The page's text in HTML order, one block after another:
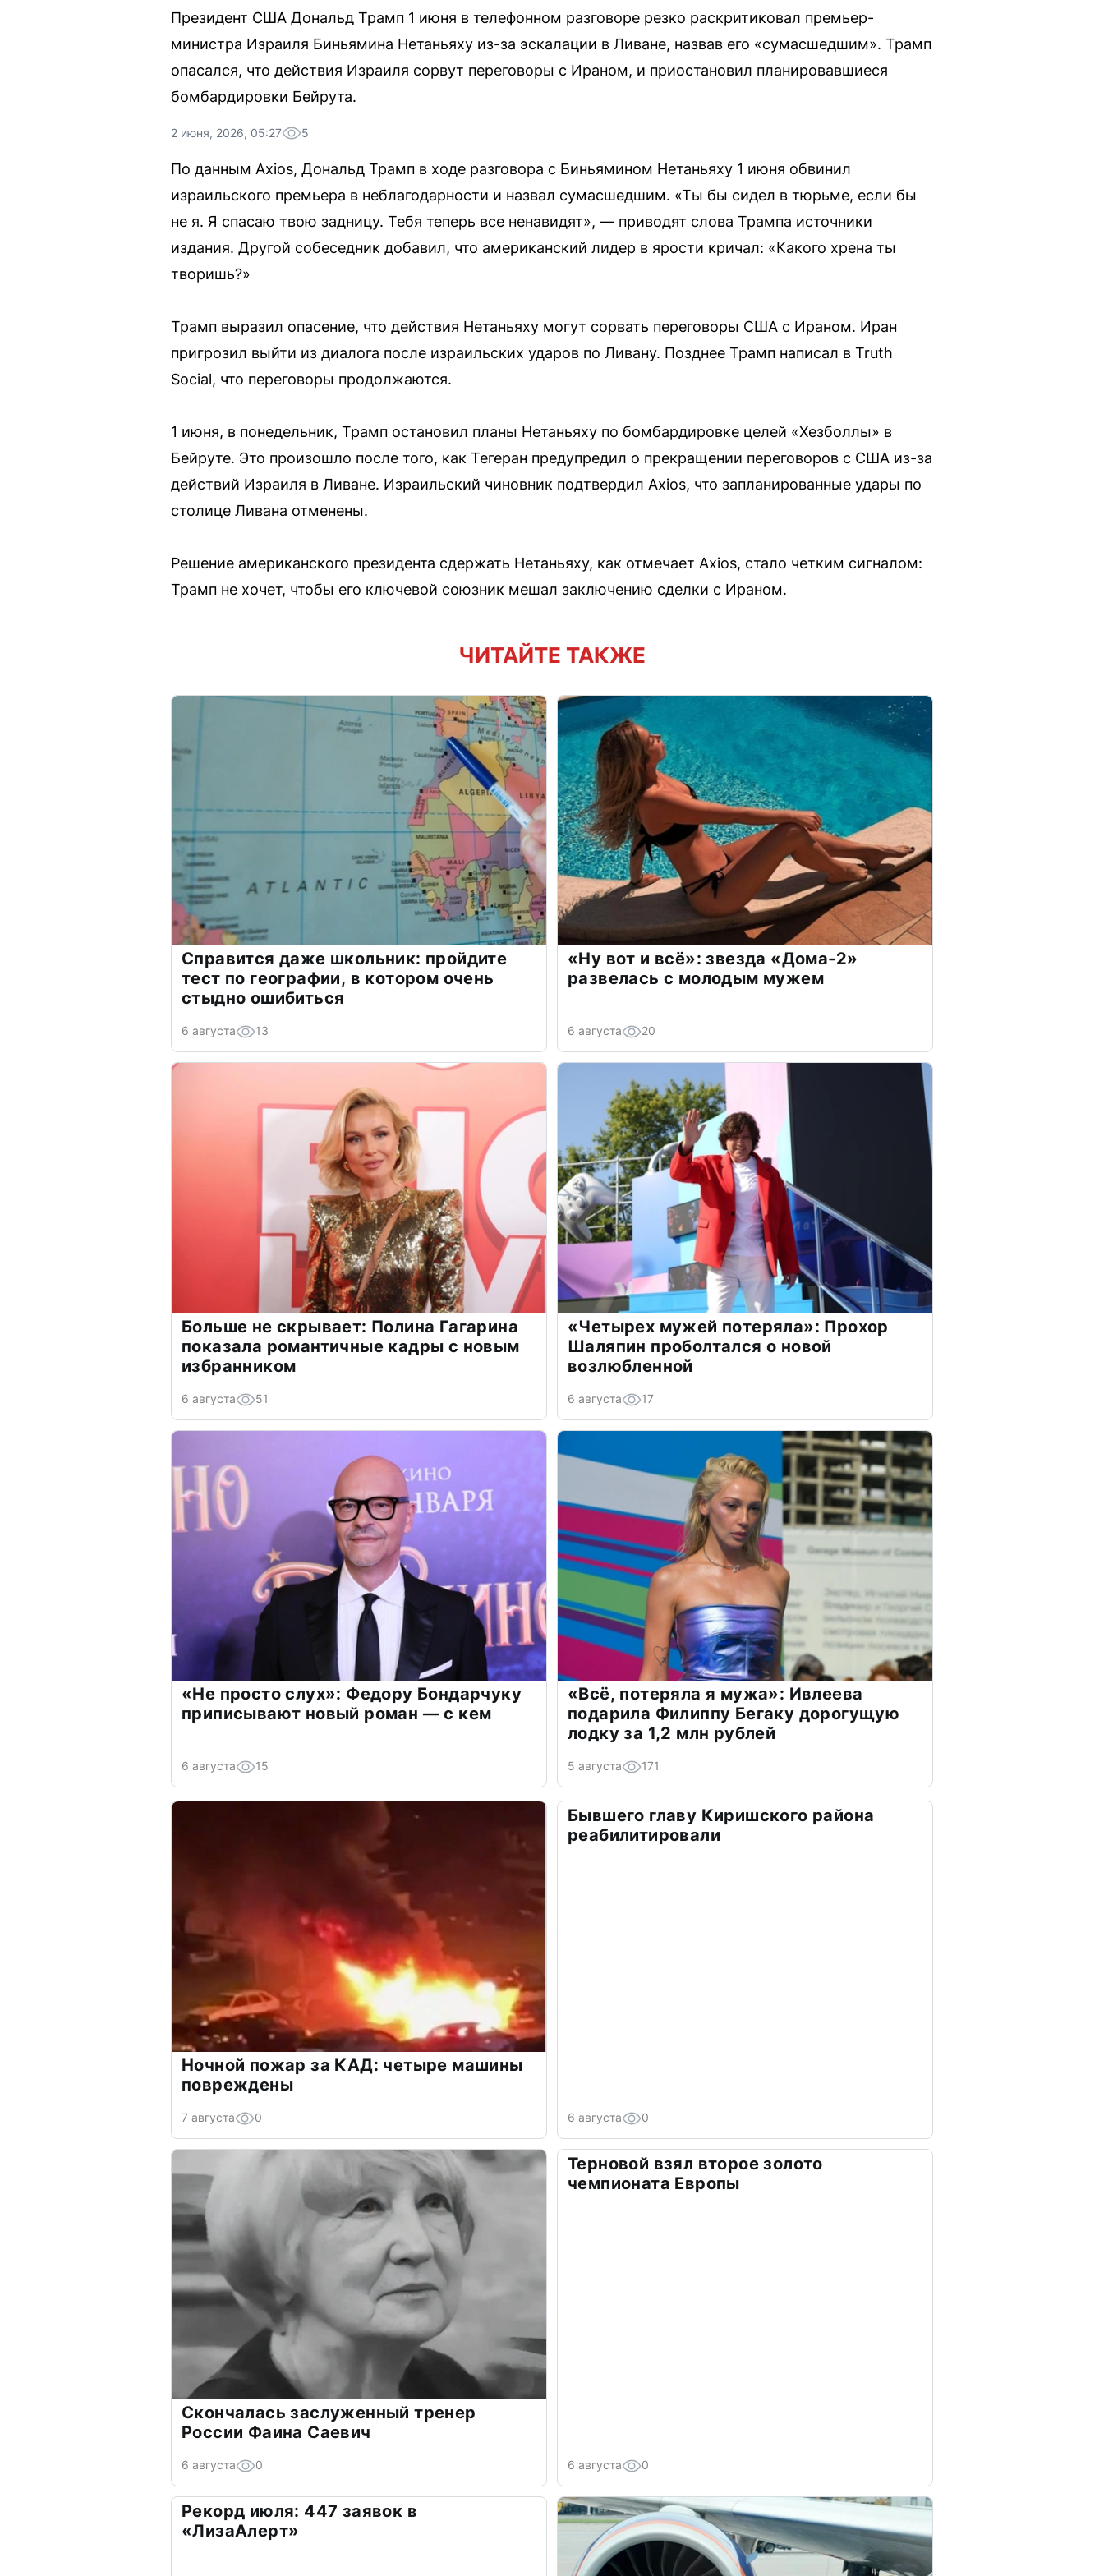
Президент США Дональд Трамп 1 июня в телефонном разговоре резко раскритиковал премьер-
министра Израиля Биньямина Нетаньяху из-за эскалации в Ливане, назвав его «сумасшедшим». Трамп
опасался, что действия Израиля сорвут переговоры с Ираном, и приостановил планировавшиеся
бомбардировки Бейрута.
2 июня, 2026, 05:27 5
По данным Axios, Дональд Трамп в ходе разговора с Биньямином Нетаньяху 1 июня обвинил
израильского премьера в неблагодарности и назвал сумасшедшим. «Ты бы сидел в тюрьме, если бы
не я. Я спасаю твою задницу. Тебя теперь все ненавидят», — приводят слова Трампа источники
издания. Другой собеседник добавил, что американский лидер в ярости кричал: «Какого хрена ты
творишь?»
Трамп выразил опасение, что действия Нетаньяху могут сорвать переговоры США с Ираном. Иран
пригрозил выйти из диалога после израильских ударов по Ливану. Позднее Трамп написал в Truth
Social, что переговоры продолжаются.
1 июня, в понедельник, Трамп остановил планы Нетаньяху по бомбардировке целей «Хезболлы» в
Бейруте. Это произошло после того, как Тегеран предупредил о прекращении переговоров с США из-за
действий Израиля в Ливане. Израильский чиновник подтвердил Axios, что запланированные удары по
столице Ливана отменены.
Решение американского президента сдержать Нетаньяху, как отмечает Axios, стало четким сигналом:
Трамп не хочет, чтобы его ключевой союзник мешал заключению сделки с Ираном.
ЧИТАЙТЕ ТАКЖЕ
Справится даже школьник: пройдите
тест по географии, в котором очень
стыдно ошибиться
6 августа 13
«Ну вот и всё»: звезда «Дома-2»
развелась с молодым мужем
6 августа 20
Больше не скрывает: Полина Гагарина
показала романтичные кадры с новым
избранником
6 августа 51
«Четырех мужей потеряла»: Прохор
Шаляпин проболтался о новой
возлюбленной
6 августа 17
«Не просто слух»: Федору Бондарчуку
приписывают новый роман — с кем
6 августа 15
«Всё, потеряла я мужа»: Ивлеева
подарила Филиппу Бегаку дорогущую
лодку за 1,2 млн рублей
5 августа 171
Ночной пожар за КАД: четыре машины
повреждены
7 августа 0
Бывшего главу Киришского района
реабилитировали
6 августа 0
Скончалась заслуженный тренер
России Фаина Саевич
6 августа 0
Терновой взял второе золото
чемпионата Европы
6 августа 0
Рекорд июля: 447 заявок в
«ЛизаАлерт»